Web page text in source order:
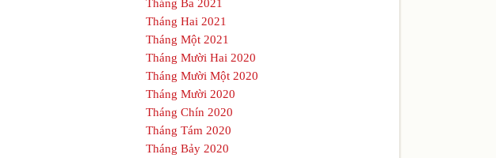
Tháng Ba 2021
Tháng Hai 2021
Tháng Một 2021
Tháng Mười Hai 2020
Tháng Mười Một 2020
Tháng Mười 2020
Tháng Chín 2020
Tháng Tám 2020
Tháng Bảy 2020